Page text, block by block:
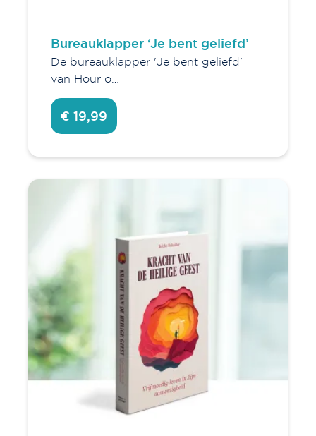
Bureauklapper ‘Je bent geliefd’
De bureauklapper 'Je bent geliefd'
van Hour o…
€ 19,99